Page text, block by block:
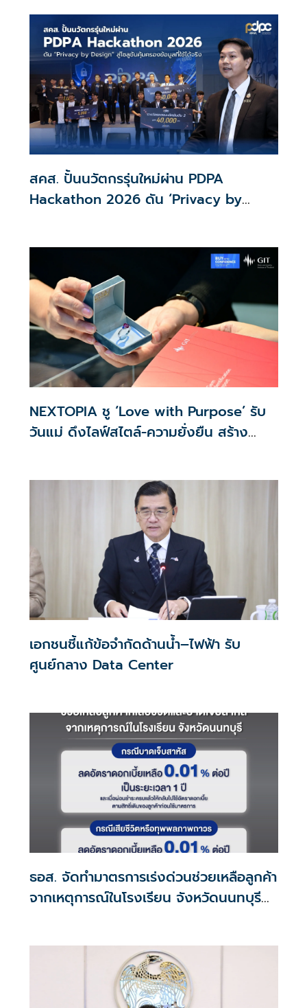
พร้อมให้ใช้กับไทยเที่ยวไทยพลัส ส่วนไทยช่วยไทยพลัส เฟส 2
รอประเมินความเหมาะสม นายกฯ เผยจะพยายาม
สคส. ปั้นนวัตกรรุ่นใหม่ผ่าน PDPA
Hackathon 2026 ดัน ‘Privacy by
NEXTOPIA ชู ‘Love with Purpose’ รับ
วันแม่ ดึงไลฟ์สไตล์-ความยั่งยืน สร้าง
เอกชนชี้แก้ข้อจำกัดด้านน้ำ–ไฟฟ้า รับ
ศูนย์กลาง Data Center
ธอส. จัดทำมาตรการเร่งด่วนช่วยเหลือลูกค้า
จากเหตุการณ์ในโรงเรียน จังหวัดนนทบุรี